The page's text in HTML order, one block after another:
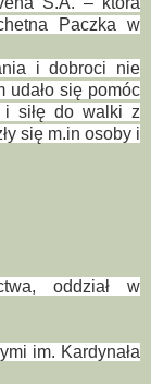
Paczka w
i dobroci nie
udało się pomóc
siłę do walki z
się m.in osoby i
oddział w
im. Kardynała